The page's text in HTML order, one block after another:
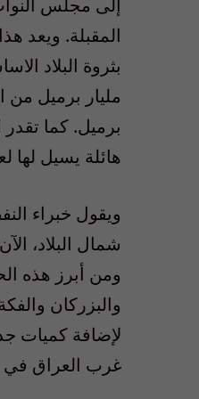
المقبلة. ويعد
برميل. كما
هائلة يسيل لها
ومن أبرز هذه
والبزركان
لإضافة كميات
غرب العراق في